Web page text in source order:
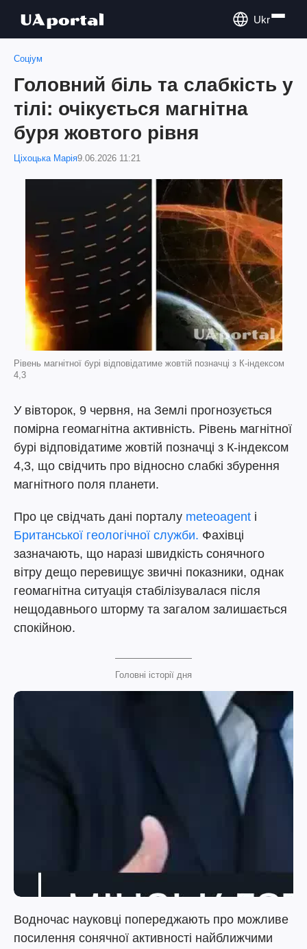
Ukr
Соціум
Головний біль та слабкість у
тілі: очікується магнітна
буря жовтого рівня
Ціхоцька Марія9.06.2026 11:21
Рівень магнітної бурі відповідатиме жовтій позначці з К-індексом
4,3
У вівторок, 9 червня, на Землі прогнозується
помірна геомагнітна активність. Рівень магнітної
бурі відповідатиме жовтій позначці з К-індексом
4,3, що свідчить про відносно слабкі збурення
магнітного поля планети.
Про це свідчать дані порталу meteoagent і
Британської геологічної служби. Фахівці
зазначають, що наразі швидкість сонячного
вітру дещо перевищує звичні показники, однак
геомагнітна ситуація стабілізувалася після
нещодавнього шторму та загалом залишається
спокійною.
Головні історії дня
Водночас науковці попереджають про можливе
посилення сонячної активності найближчими